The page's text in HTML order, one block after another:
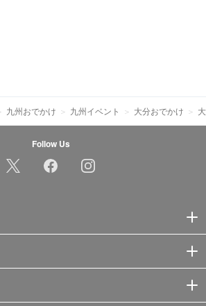
九州おでかけ 九州イベント 大分おでかけ
Follow Us